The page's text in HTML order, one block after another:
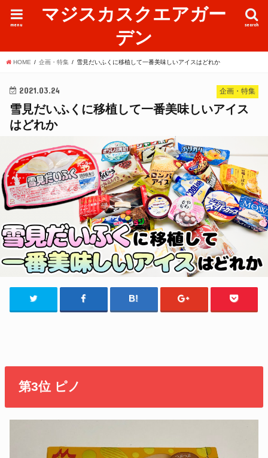
マジスカスクエアガー
デン
search
menu
HOME 企画・特集 雪見だいふくに移植して一番美味しいアイスはどれか
企画・特集
2021.03.24
雪見だいふくに移植して一番美味しいアイス
はどれか
第3位 ピノ